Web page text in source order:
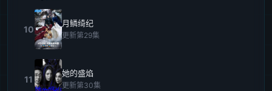
10
月鳞绮纪
更新第29集
11
她的盛焰
更新第30集